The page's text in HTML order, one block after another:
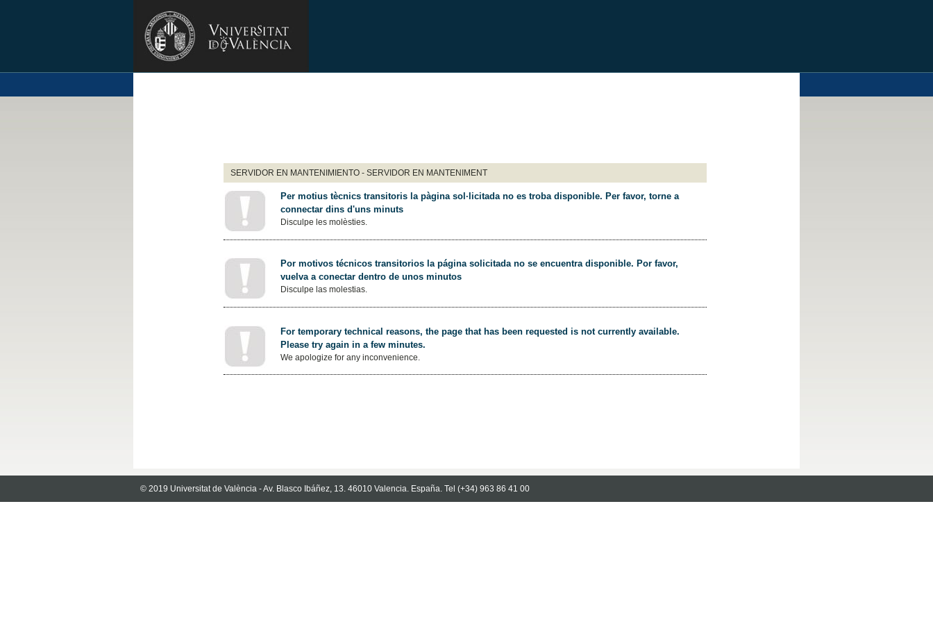
SERVIDOR EN MANTENIMIENTO - SERVIDOR EN MANTENIMENT
Per motius tècnics transitoris la pàgina sol·licitada no es troba disponible. Per favor, torne a
connectar dins d'uns minuts
Disculpe les molèsties.
Por motivos técnicos transitorios la página solicitada no se encuentra disponible. Por favor,
vuelva a conectar dentro de unos minutos
Disculpe las molestias.
For temporary technical reasons, the page that has been requested is not currently available.
Please try again in a few minutes.
We apologize for any inconvenience.
© 2019 Universitat de València - Av. Blasco Ibáñez, 13. 46010 Valencia. España. Tel (+34) 963 86 41 00